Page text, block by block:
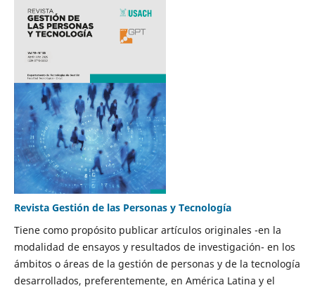
Revista Gestión de las Personas y Tecnología
Tiene como propósito publicar artículos originales -en la
modalidad de ensayos y resultados de investigación- en los
ámbitos o áreas de la gestión de personas y de la tecnología
desarrollados, preferentemente, en América Latina y el